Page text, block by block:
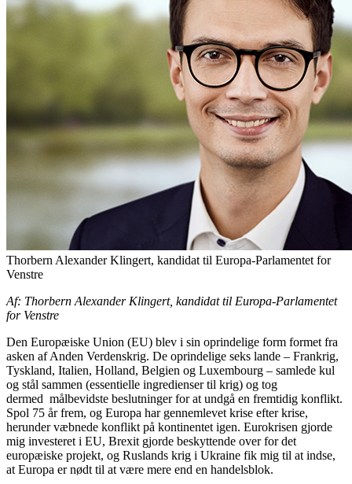
Thorbern Alexander Klingert, kandidat til Europa-Parlamentet for
Venstre
Af: Thorbern Alexander Klingert, kandidat til Europa-Parlamentet
for Venstre
Den Europæiske Union (EU) blev i sin oprindelige form formet fra
asken af Anden Verdenskrig. De oprindelige seks lande – Frankrig,
Tyskland, Italien, Holland, Belgien og Luxembourg – samlede kul
og stål sammen (essentielle ingredienser til krig) og tog
dermed målbevidste beslutninger for at undgå en fremtidig konflikt.
Spol 75 år frem, og Europa har gennemlevet krise efter krise,
herunder væbnede konflikt på kontinentet igen. Eurokrisen gjorde
mig investeret i EU, Brexit gjorde beskyttende over for det
europæiske projekt, og Ruslands krig i Ukraine fik mig til at indse,
at Europa er nødt til at være mere end en handelsblok.